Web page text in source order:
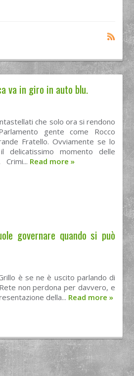
va in giro in auto blu.
che solo ora si rendono
gente come Rocco
Fratello. Ovviamente se lo
momento delle
Crimi... Read more »
governare quando si può
è se ne è uscito parlando di
non perdona per davvero, e
della... Read more »